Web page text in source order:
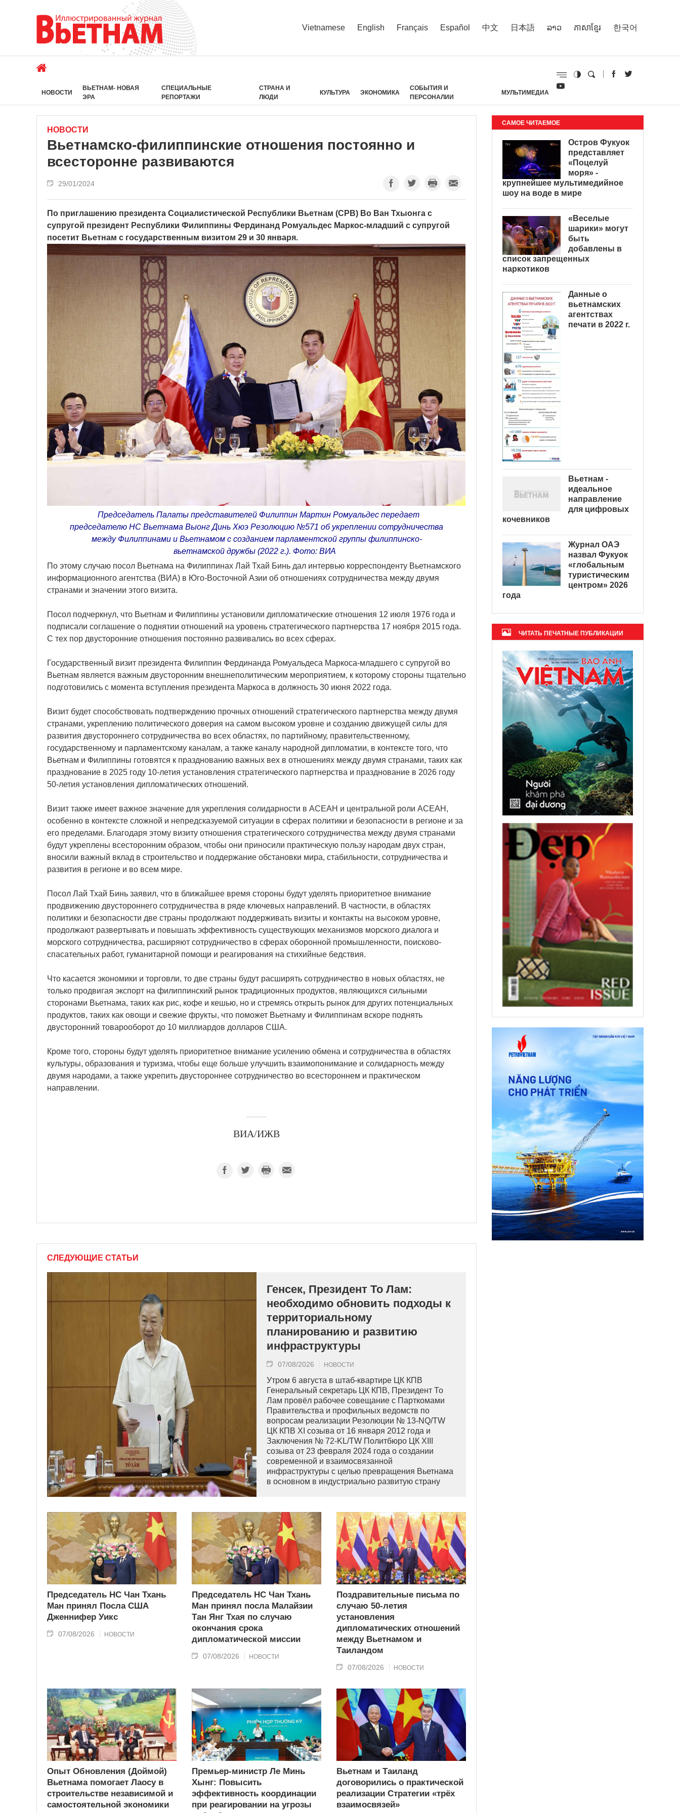
Vietnamese English Français Español 中文 日本語 ລາວ ភាសាខ្មែរ 한국어
НОВОСТИ
ВЬЕТНАМ- НОВАЯ
ЭРА
СПЕЦИАЛЬНЫЕ
РЕПОРТАЖИ
СТРАНА И
ЛЮДИ
КУЛЬТУРА ЭКОНОМИКА
СОБЫТИЯ И
ПЕРСОНАЛИИ
МУЛЬТИМЕДИА
НОВОСТИ
Вьетнамско-филиппинские отношения постоянно и
всесторонне развиваются
29/01/2024
По приглашению президента Социалистической Республики Вьетнам (СРВ) Во Ван Тхыонга с
супругой президент Республики Филиппины Фердинанд Ромуальдес Маркос-младший с супругой
посетит Вьетнам с государственным визитом 29 и 30 января.
Председатель Палаты представителей Филиппин Мартин Ромуальдес передает
председателю НС Вьетнама Выонг Динь Хюэ Резолюцию №571 об укреплении сотрудничества
между Филиппинами и Вьетнамом с созданием парламентской группы филиппинско-
вьетнамской дружбы (2022 г.). Фото: ВИА
По этому случаю посол Вьетнама на Филиппинах Лай Тхай Бинь дал интервью корреспонденту Вьетнамского
информационного агентства (ВИА) в Юго-Восточной Азии об отношениях сотрудничества между двумя
странами и значении этого визита.
Посол подчеркнул, что Вьетнам и Филиппины установили дипломатические отношения 12 июля 1976 года и
подписали соглашение о поднятии отношений на уровень стратегического партнерства 17 ноября 2015 года.
С тех пор двусторонние отношения постоянно развивались во всех сферах.
Государственный визит президента Филиппин Фердинанда Ромуальдеса Маркоса-младшего с супругой во
Вьетнам является важным двусторонним внешнеполитическим мероприятием, к которому стороны тщательно
подготовились с момента вступления президента Маркоса в должность 30 июня 2022 года.
Визит будет способствовать подтверждению прочных отношений стратегического партнерства между двумя
странами, укреплению политического доверия на самом высоком уровне и созданию движущей силы для
развития двустороннего сотрудничества во всех областях, по партийному, правительственному,
государственному и парламентскому каналам, а также каналу народной дипломатии, в контексте того, что
Вьетнам и Филиппины готовятся к празднованию важных вех в отношениях между двумя странами, таких как
празднование в 2025 году 10-летия установления стратегического партнерства и празднование в 2026 году
50-летия установления дипломатических отношений.
Визит также имеет важное значение для укрепления солидарности в АСЕАН и центральной роли АСЕАН,
особенно в контексте сложной и непредсказуемой ситуации в сферах политики и безопасности в регионе и за
его пределами. Благодаря этому визиту отношения стратегического сотрудничества между двумя странами
будут укреплены всесторонним образом, чтобы они приносили практическую пользу народам двух стран,
вносили важный вклад в строительство и поддержание обстановки мира, стабильности, сотрудничества и
развития в регионе и во всем мире.
Посол Лай Тхай Бинь заявил, что в ближайшее время стороны будут уделять приоритетное внимание
продвижению двустороннего сотрудничества в ряде ключевых направлений. В частности, в областях
политики и безопасности две страны продолжают поддерживать визиты и контакты на высоком уровне,
продолжают развертывать и повышать эффективность существующих механизмов морского диалога и
морского сотрудничества, расширяют сотрудничество в сферах оборонной промышленности, поисково-
спасательных работ, гуманитарной помощи и реагирования на стихийные бедствия.
Что касается экономики и торговли, то две страны будут расширять сотрудничество в новых областях, не
только продвигая экспорт на филиппинский рынок традиционных продуктов, являющихся сильными
сторонами Вьетнама, таких как рис, кофе и кешью, но и стремясь открыть рынок для других потенциальных
продуктов, таких как овощи и свежие фрукты, что поможет Вьетнаму и Филиппинам вскоре поднять
двусторонний товарооборот до 10 миллиардов долларов США.
Кроме того, стороны будут уделять приоритетное внимание усилению обмена и сотрудничества в областях
культуры, образования и туризма, чтобы еще больше улучшить взаимопонимание и солидарность между
двумя народами, а также укрепить двустороннее сотрудничество во всестороннем и практическом
направлении.
ВИА/ИЖВ
СЛЕДУЮЩИЕ СТАТЬИ
Генсек, Президент То Лам:
необходимо обновить подходы к
территориальному
планированию и развитию
инфраструктуры
07/08/2026 НОВОСТИ
Утром 6 августа в штаб-квартире ЦК КПВ
Генеральный секретарь ЦК КПВ, Президент То
Лам провёл рабочее совещание с Парткомами
Правительства и профильных ведомств по
вопросам реализации Резолюции № 13-NQ/TW
ЦК КПВ XI созыва от 16 января 2012 года и
Заключения № 72-KL/TW Политбюро ЦК XIII
созыва от 23 февраля 2024 года о создании
современной и взаимосвязанной
инфраструктуры с целью превращения Вьетнама
в основном в индустриально развитую страну
Председатель НС Чан Тхань
Ман принял Посла США
Дженнифер Уикс
07/08/2026 НОВОСТИ
Председатель НС Чан Тхань
Ман принял посла Малайзии
Тан Янг Тхая по случаю
окончания срока
дипломатической миссии
07/08/2026 НОВОСТИ
Поздравительные письма по
случаю 50-летия
установления
дипломатических отношений
между Вьетнамом и
Таиландом
07/08/2026 НОВОСТИ
Опыт Обновления (Доймой)
Вьетнама помогает Лаосу в
строительстве независимой и
самостоятельной экономики
Премьер-министр Ле Минь
Хынг: Повысить
эффективность координации
при реагировании на угрозы
Вьетнам и Таиланд
договорились о практической
реализации Стратегии «трёх
взаимосвязей»
САМОЕ ЧИТАЕМОЕ
Остров Фукуок
представляет
«Поцелуй
моря» -
крупнейшее мультимедийное
шоу на воде в мире
«Веселые
шарики» могут
быть
добавлены в
список запрещенных
наркотиков
Данные о
вьетнамских
агентствах
печати в 2022 г.
Вьетнам -
идеальное
направление
для цифровых
кочевников
Журнал ОАЭ
назвал Фукуок
«глобальным
туристическим
центром» 2026
года
ЧИТАТЬ ПЕЧАТНЫЕ ПУБЛИКАЦИИ